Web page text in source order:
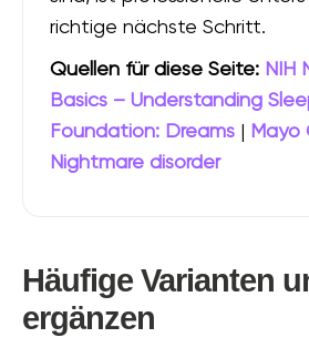
richtige nächste Schritt.
Quellen für diese Seite: NIH
Basics – Understanding
Foundation: Dreams
Mayo
Nightmare disorder
Häufige Varianten
ergänzen